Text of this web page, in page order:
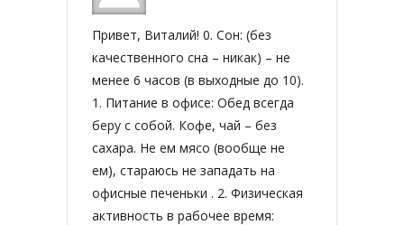
Привет, Виталий! 0. Сон: (без
качественного сна – никак) – не
менее 6 часов (в выходные до 10).
1. Питание в офисе: Обед всегда
беру с собой. Кофе, чай – без
сахара. Не ем мясо (вообще не
ем), стараюсь не западать на
офисные печеньки . 2. Физическая
активность в рабочее время: